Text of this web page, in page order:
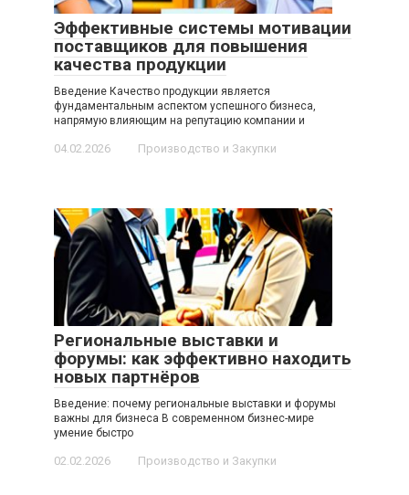
Эффективные системы мотивации
поставщиков для повышения
качества продукции
Введение Качество продукции является
фундаментальным аспектом успешного бизнеса,
напрямую влияющим на репутацию компании и
04.02.2026 Производство и Закупки
Региональные выставки и
форумы: как эффективно находить
новых партнёров
Введение: почему региональные выставки и форумы
важны для бизнеса В современном бизнес-мире
умение быстро
02.02.2026 Производство и Закупки